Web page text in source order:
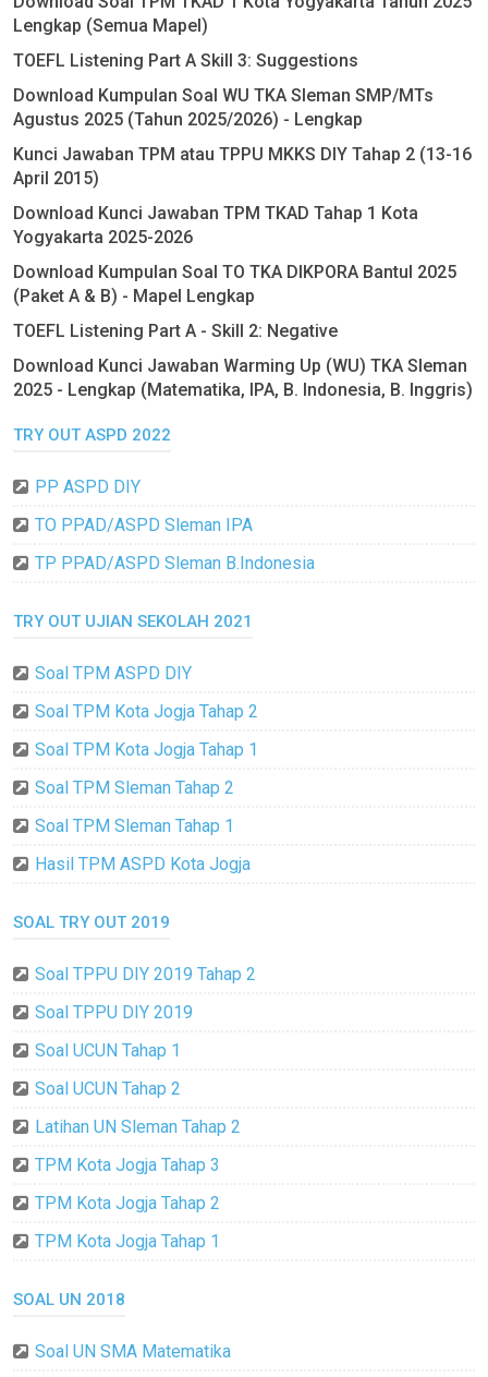
Lengkap (Semua Mapel)
TOEFL Listening Part A Skill 3: Suggestions
Download Kumpulan Soal WU TKA Sleman SMP/MTs
Agustus 2025 (Tahun 2025/2026) - Lengkap
Kunci Jawaban TPM atau TPPU MKKS DIY Tahap 2 (13-16
April 2015)
Download Kunci Jawaban TPM TKAD Tahap 1 Kota
Yogyakarta 2025-2026
Download Kumpulan Soal TO TKA DIKPORA Bantul 2025
(Paket A & B) - Mapel Lengkap
TOEFL Listening Part A - Skill 2: Negative
Download Kunci Jawaban Warming Up (WU) TKA Sleman
2025 - Lengkap (Matematika, IPA, B. Indonesia, B. Inggris)
TRY OUT ASPD 2022
PP ASPD DIY
TO PPAD/ASPD Sleman IPA
TP PPAD/ASPD Sleman B.Indonesia
TRY OUT UJIAN SEKOLAH 2021
Soal TPM ASPD DIY
Soal TPM Kota Jogja Tahap 2
Soal TPM Kota Jogja Tahap 1
Soal TPM Sleman Tahap 2
Soal TPM Sleman Tahap 1
Hasil TPM ASPD Kota Jogja
SOAL TRY OUT 2019
Soal TPPU DIY 2019 Tahap 2
Soal TPPU DIY 2019
Soal UCUN Tahap 1
Soal UCUN Tahap 2
Latihan UN Sleman Tahap 2
TPM Kota Jogja Tahap 3
TPM Kota Jogja Tahap 2
TPM Kota Jogja Tahap 1
SOAL UN 2018
Soal UN SMA Matematika